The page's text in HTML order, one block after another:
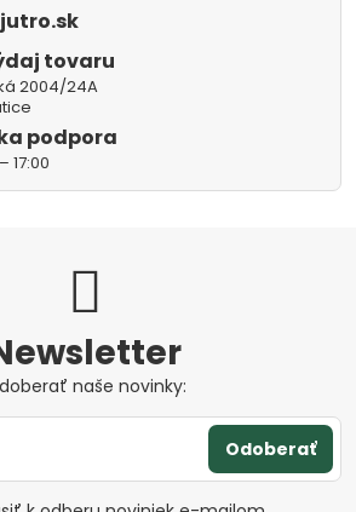
tovaru
2004/24A
podpora
17:00
naše novinky:
Odoberať